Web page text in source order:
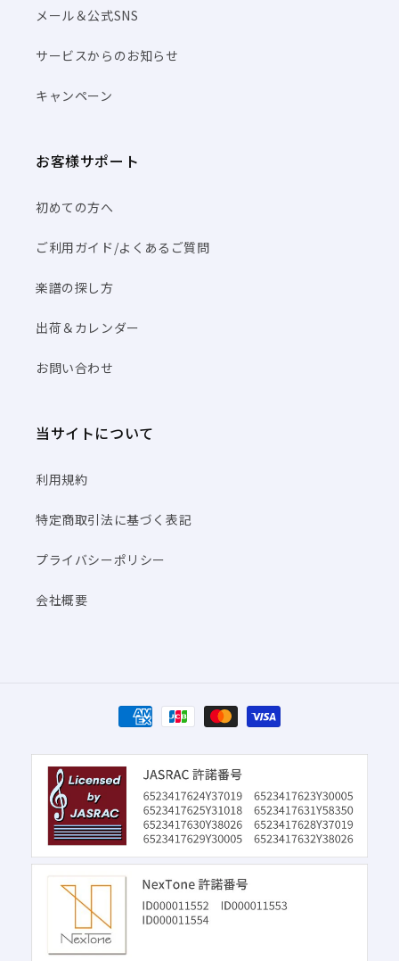
メール＆公式SNS
サービスからのお知らせ
キャンペーン
お客様サポート
初めての方へ
ご利用ガイド/よくあるご質問
楽譜の探し方
出荷＆カレンダー
お問い合わせ
当サイトについて
利用規約
特定商取引法に基づく表記
プライバシーポリシー
会社概要
決
済
方
法